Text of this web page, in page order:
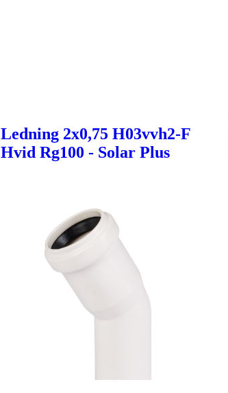
Ledning 2x0,75 H03vvh2-F
Hvid Rg100 - Solar Plus